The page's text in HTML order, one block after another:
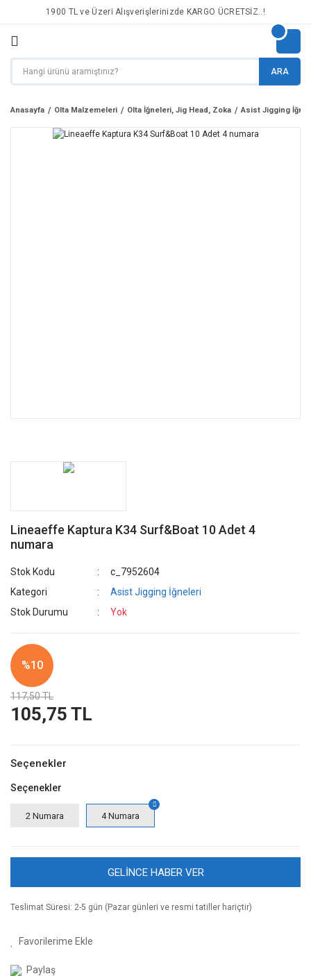
1900 TL ve Üzeri Alışverişlerinizde KARGO ÜCRETSİZ..!
ARA
Anasayfa Olta Malzemeleri Olta İğneleri, Jig Head, Zoka Asist Jigging
Lineaeffe Kaptura K34 Surf&Boat 10 Adet 4
numara
Stok Kodu
c_7952604
Kategori
Asist Jigging İğneleri
Stok Durumu
Yok
%10
117,50 TL
105,75 TL
Seçenekler
Seçenekler
2 Numara 4 Numara
GELİNCE HABER VER
Teslimat Süresi: 2-5 gün (Pazar günleri ve resmi tatiller hariçtir)
Paylaş